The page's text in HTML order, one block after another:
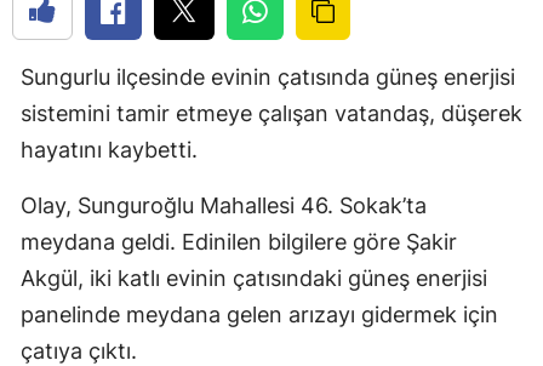
Sungurlu ilçesinde evinin çatısında güneş enerjisi
sistemini tamir etmeye çalışan vatandaş, düşerek
hayatını kaybetti.
Olay, Sunguroğlu Mahallesi 46. Sokak’ta
meydana geldi. Edinilen bilgilere göre Şakir
Akgül, iki katlı evinin çatısındaki güneş enerjisi
panelinde meydana gelen arızayı gidermek için
çatıya çıktı.